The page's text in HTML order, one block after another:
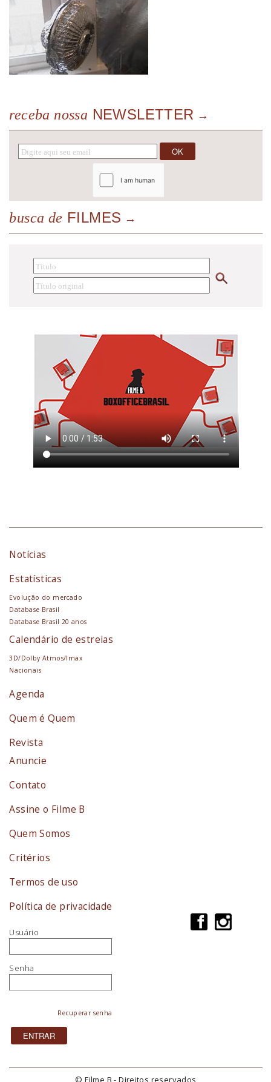
receba nossa NEWSLETTER
busca de FILMES
Notícias
Estatísticas
Evolução do mercado
Database Brasil
Database Brasil 20 anos
Calendário de estreias
3D/Dolby Atmos/Imax
Nacionais
Agenda
Quem é Quem
Revista
Anuncie
Contato
Assine o Filme B
Quem Somos
Critérios
Termos de uso
Política de privacidade
Usuário
Senha
Recuperar senha
© Filme B - Direitos reservados